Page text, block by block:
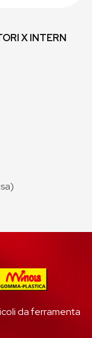
X INTERN
da ferramenta